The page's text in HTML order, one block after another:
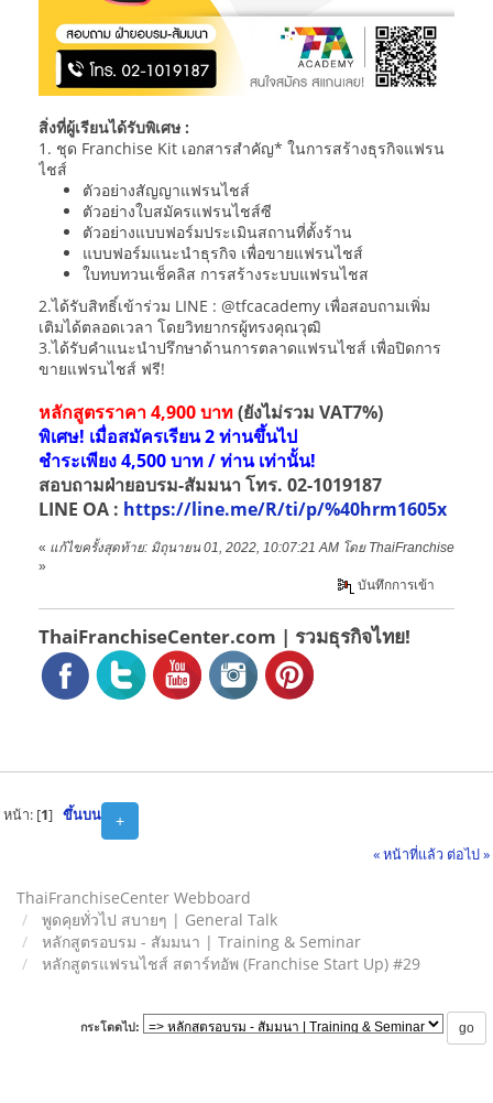
สิ่งที่ผู้เรียนได้รับพิเศษ :
1. ชุด Franchise Kit เอกสารสำคัญ* ในการสร้างธุรกิจแฟรน
ไชส์
ตัวอย่างสัญญาแฟรนไชส์
ตัวอย่างใบสมัครแฟรนไชส์ซี
ตัวอย่างแบบฟอร์มประเมินสถานที่ตั้งร้าน
แบบฟอร์มแนะนำธุรกิจ เพื่อขายแฟรนไชส์
ใบทบทวนเช็คลิส การสร้างระบบแฟรนไชส
2.ได้รับสิทธิ์เข้าร่วม LINE : @tfcacademy เพื่อสอบถามเพิ่ม
เติมได้ตลอดเวลา โดยวิทยากรผู้ทรงคุณวุฒิ
3.ได้รับคำแนะนำปรึกษาด้านการตลาดแฟรนไชส์ เพื่อปิดการ
ขายแฟรนไชส์ ฟรี!
หลักสูตรราคา 4,900 บาท(ยังไม่รวม VAT7%)
พิเศษ! เมื่อสมัครเรียน 2 ท่านขึ้นไป
ชำระเพียง 4,500 บาท / ท่าน เท่านั้น!
สอบถามฝ่ายอบรม-สัมมนา โทร. 02-1019187
LINE OA : https://line.me/R/ti/p/%40hrm1605x
« แก้ไขครั้งสุดท้าย: มิถุนายน 01, 2022, 10:07:21 AM โดย ThaiFranchise
»
บันทึกการเข้า
ThaiFranchiseCenter.com | รวมธุรกิจไทย!
+
หน้า: [1] ขึ้นบน
« หน้าที่แล้ว ต่อไป »
ThaiFranchiseCenter Webboard
พูดคุยทั่วไป สบายๆ | General Talk
หลักสูตรอบรม - สัมมนา | Training & Seminar
หลักสูตรแฟรนไชส์ สตาร์ทอัพ (Franchise Start Up) #29
กระโดดไป: